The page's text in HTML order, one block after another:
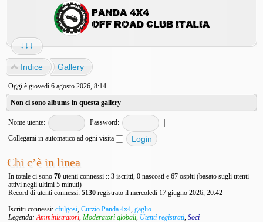
↓↓↓
Indice Gallery
Oggi è giovedì 6 agosto 2026, 8:14
Non ci sono albums in questa gallery
Nome utente: Password:
|
Collegami in automatico ad ogni visita
Chi c’è in linea
In totale ci sono 70 utenti connessi :: 3 iscritti, 0 nascosti e 67 ospiti (basato sugli utenti
attivi negli ultimi 5 minuti)
Record di utenti connessi: 5130 registrato il mercoledì 17 giugno 2026, 20:42
Iscritti connessi: cfulgosi, Curzio Panda 4x4, gaglio
Legenda:Amministratori, Moderatori globali, Utenti registrati, Soci